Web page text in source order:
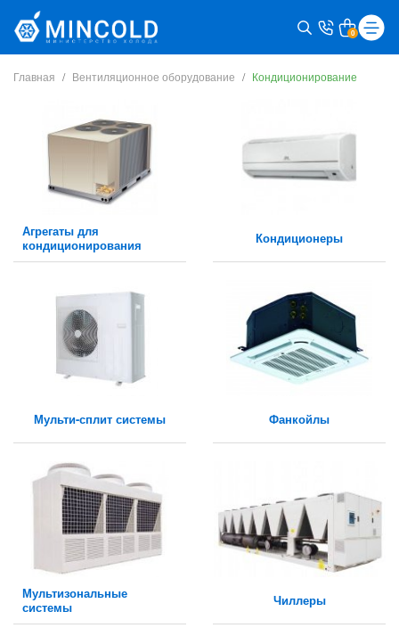
0
Главная Вентиляционное оборудование Кондиционирование
Агрегаты для
кондиционирования
Кондиционеры
Мульти-сплит системы Фанкойлы
Мультизональные
системы
Чиллеры